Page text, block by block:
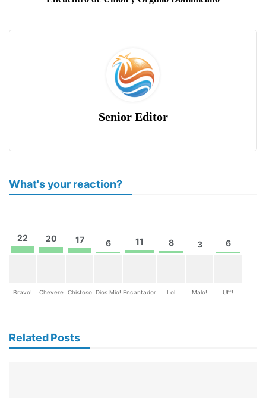
Senior Editor
What's your reaction?
22
Bravo!
20
Chevere
17
Chistoso
6
Dios Mio!
11
Encantador
8
Lol
3
Malo!
6
Uff!
Related Posts